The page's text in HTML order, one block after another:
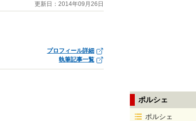
更新日：2014年09月26日
プロフィール詳細
執筆記事一覧
ポルシェ
ポルシェ